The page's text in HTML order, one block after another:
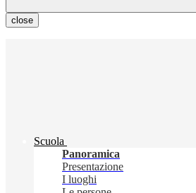
close
Scuola
Panoramica
Presentazione
I luoghi